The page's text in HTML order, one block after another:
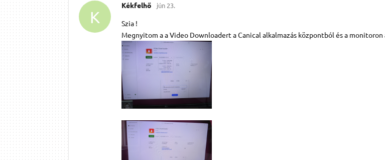
K
Kékfelhő jún 23.
Szia !
Megnyitom a a Video Downloadert a Canical alkalmazás központból és a